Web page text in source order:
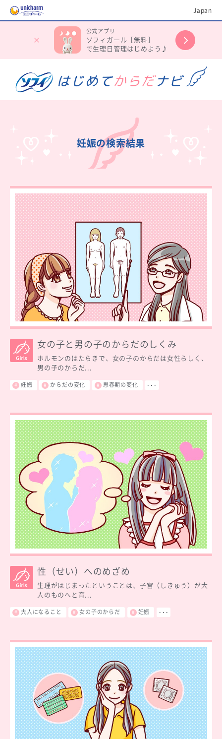
Japan
公式アプリ
ソフィガール［無料］
で生理日管理はじめよう♪
妊娠の検索結果
女の子と男の子のからだのしくみ
ホルモンのはたらきで、女の子のからだは女性らしく、
男の子のからだ...
妊娠 からだの変化 思春期の変化 ･･･
性（せい）へのめざめ
生理がはじまったということは、子宮（しきゅう）が大
人のものへと育...
大人になること 女の子のからだ 妊娠 ･･･